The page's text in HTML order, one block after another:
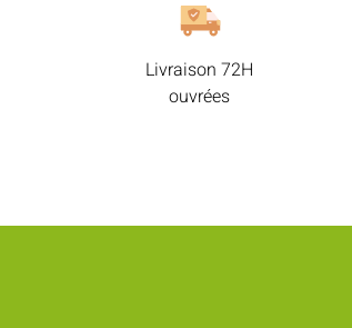
Livraison 72H
ouvrées